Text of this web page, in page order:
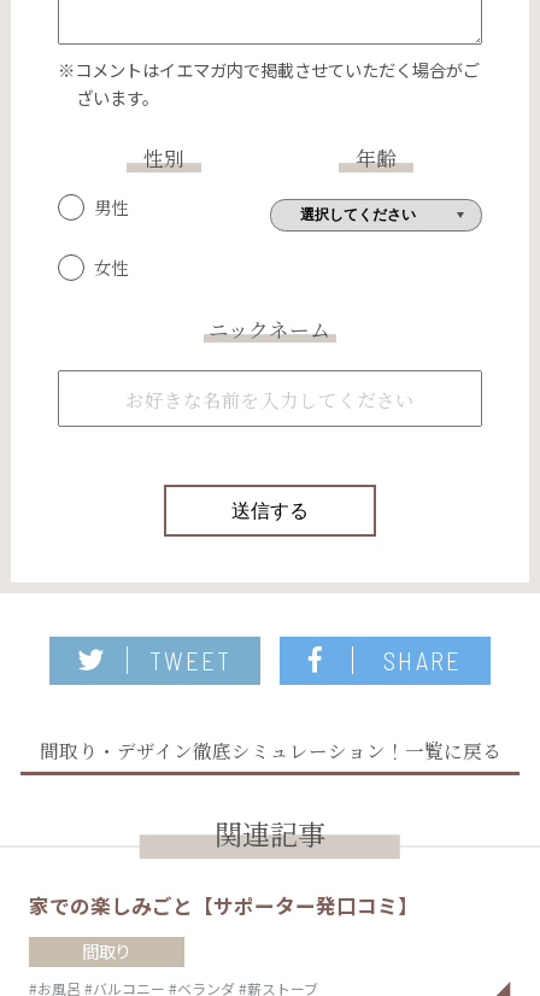
※コメントはイエマガ内で掲載させていただく場合がご
ざいます。
性別
男性
女性
年齢
ニックネーム
TWEET SHARE
間取り・デザイン徹底シミュレーション！一覧に戻る
関連記事
家での楽しみごと【サポーター発口コミ】
間取り
#お風呂 #バルコニー #ベランダ #薪ストーブ